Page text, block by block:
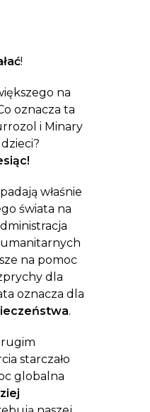
!
na
oznacza ta
i Minary
właśnie
świata na
na pomoc
dla
oznacza dla
.
starczało
globalna